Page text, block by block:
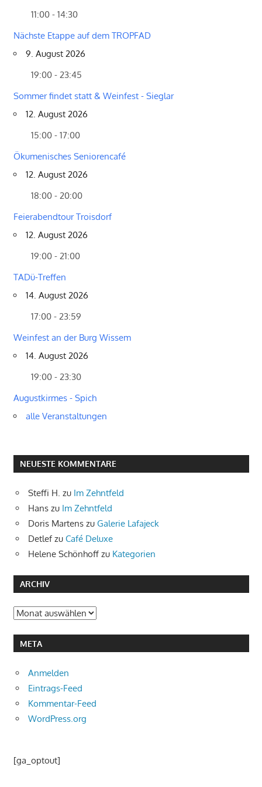
11:00 - 14:30
Nächste Etappe auf dem TROPFAD
9. August 2026
19:00 - 23:45
Sommer findet statt & Weinfest - Sieglar
12. August 2026
15:00 - 17:00
Ökumenisches Seniorencafé
12. August 2026
18:00 - 20:00
Feierabendtour Troisdorf
12. August 2026
19:00 - 21:00
TADü-Treffen
14. August 2026
17:00 - 23:59
Weinfest an der Burg Wissem
14. August 2026
19:00 - 23:30
Augustkirmes - Spich
alle Veranstaltungen
NEUESTE KOMMENTARE
Steffi H. zu Im Zehntfeld
Hans zu Im Zehntfeld
Doris Martens zu Galerie Lafajeck
Detlefzu Café Deluxe
Helene Schönhoff zu Kategorien
ARCHIV
Archiv
META
Anmelden
Eintrags-Feed
Kommentar-Feed
WordPress.org
[ga_optout]